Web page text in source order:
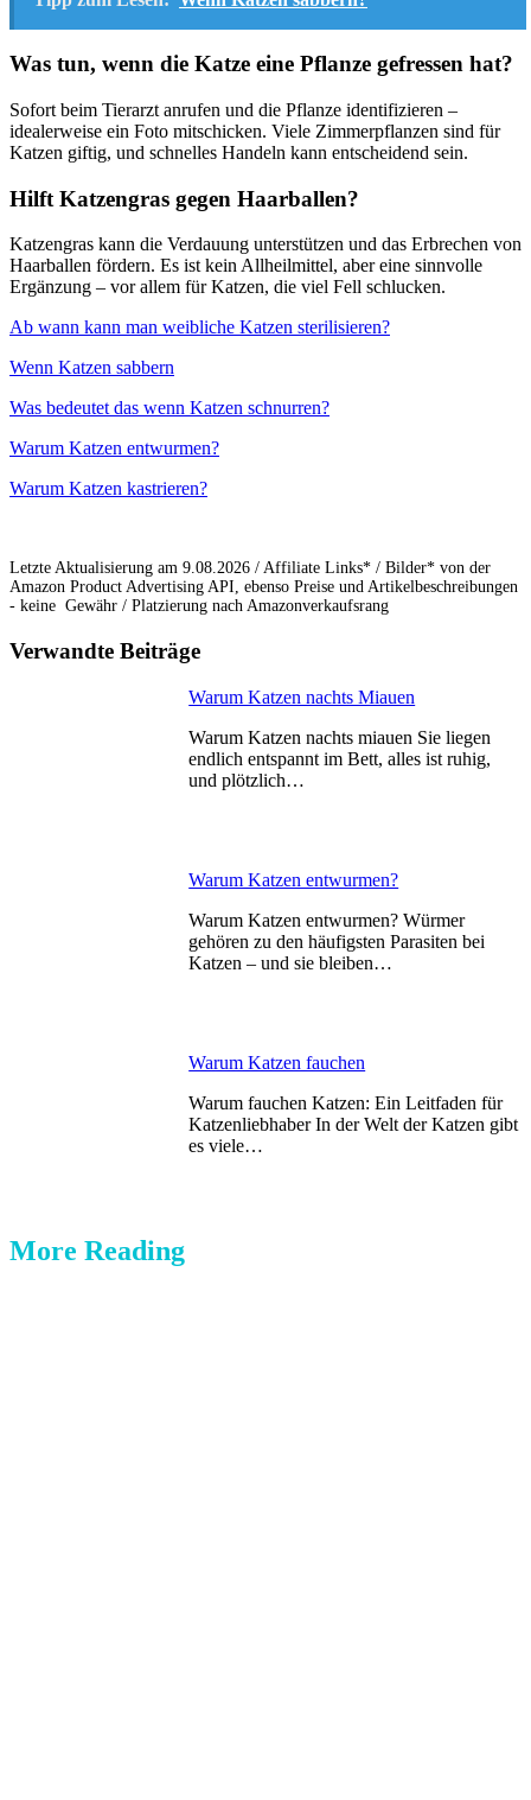
Was tun, wenn die Katze eine Pflanze gefressen hat?
Sofort beim Tierarzt anrufen und die Pflanze identifizieren –
idealerweise ein Foto mitschicken. Viele Zimmerpflanzen sind für
Katzen giftig, und schnelles Handeln kann entscheidend sein.
Hilft Katzengras gegen Haarballen?
Katzengras kann die Verdauung unterstützen und das Erbrechen von
Haarballen fördern. Es ist kein Allheilmittel, aber eine sinnvolle
Ergänzung – vor allem für Katzen, die viel Fell schlucken.
Ab wann kann man weibliche Katzen sterilisieren?
Wenn Katzen sabbern
Was bedeutet das wenn Katzen schnurren?
Warum Katzen entwurmen?
Warum Katzen kastrieren?
Letzte Aktualisierung am 9.08.2026 / Affiliate Links* / Bilder* von der
Amazon Product Advertising API, ebenso Preise und Artikelbeschreibungen
- keine Gewähr / Platzierung nach Amazonverkaufsrang
Verwandte Beiträge
Warum Katzen nachts Miauen
Warum Katzen nachts miauen Sie liegen
endlich entspannt im Bett, alles ist ruhig,
und plötzlich…
Warum Katzen entwurmen?
Warum Katzen entwurmen? Würmer
gehören zu den häufigsten Parasiten bei
Katzen – und sie bleiben…
Warum Katzen fauchen
Warum fauchen Katzen: Ein Leitfaden für
Katzenliebhaber In der Welt der Katzen gibt
es viele…
More Reading